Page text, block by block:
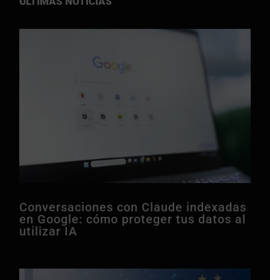
Conversaciones con Claude indexadas
en Google: cómo proteger tus datos al
utilizar IA